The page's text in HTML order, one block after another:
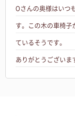
Oさんの奥様はいつ
す。この木の車椅
ているそうです。
ありがとうございま